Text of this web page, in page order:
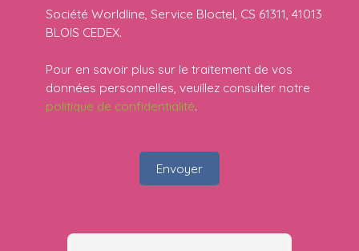
Société Worldline, Service Bloctel, CS 61311, 41013
BLOIS CEDEX.
Pour en savoir plus sur le traitement de vos
données personnelles, veuillez consulter notre
politique de confidentialité.
Envoyer